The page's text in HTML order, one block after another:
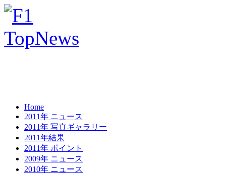
Home
2011年 ニュース
2011年 写真ギャラリー
2011年結果
2011年 ポイント
2009年 ニュース
2010年 ニュース